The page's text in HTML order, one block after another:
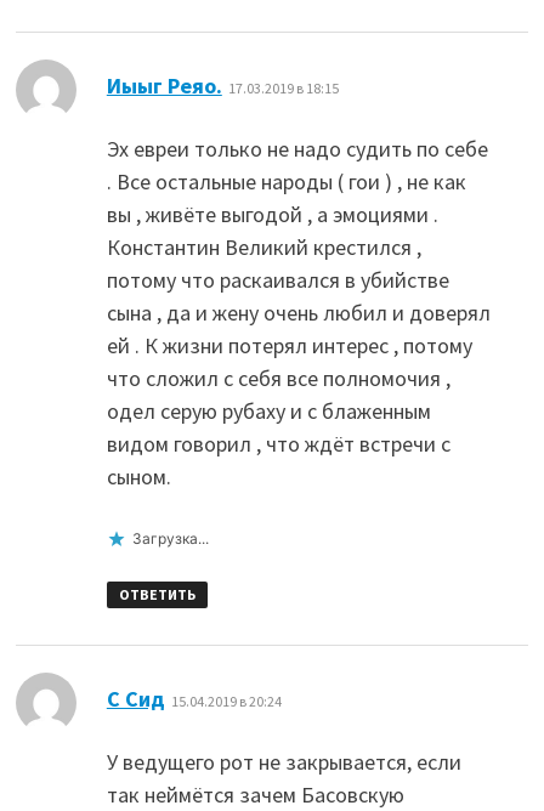
Иыыг Реяо. 17.03.2019 в 18:15
Эх евреи только не надо судить по себе
. Все остальные народы ( гои ) , не как
вы , живёте выгодой , а эмоциями .
Константин Великий крестился ,
потому что раскаивался в убийстве
сына , да и жену очень любил и доверял
ей . К жизни потерял интерес , потому
что сложил с себя все полномочия ,
одел серую рубаху и с блаженным
видом говорил , что ждёт встречи с
сыном.
Загрузка...
ОТВЕТИТЬ
С Сид 15.04.2019 в 20:24
У ведущего рот не закрывается, если
так неймётся зачем Басовскую